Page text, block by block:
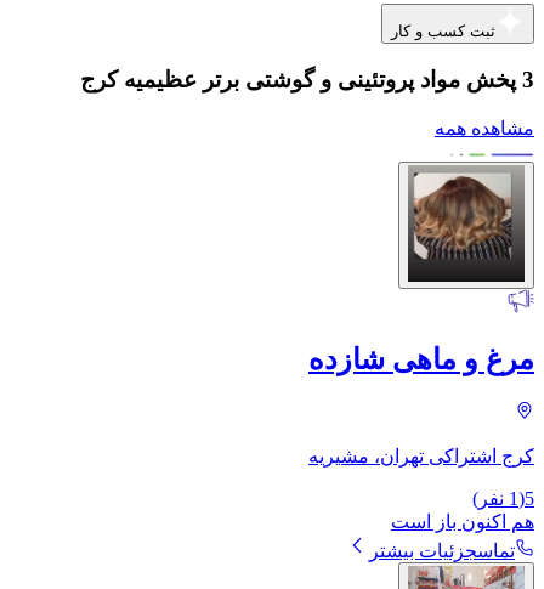
ثبت کسب و کار
3 پخش مواد پروتئینی و گوشتی برتر عظیمیه کرج
مشاهده همه
مرغ و ماهی شازده
کرج اشتراکی تهران، مشیریه
5
(
1 نفر)
هم اکنون باز است
تماسجزئیات بیشتر